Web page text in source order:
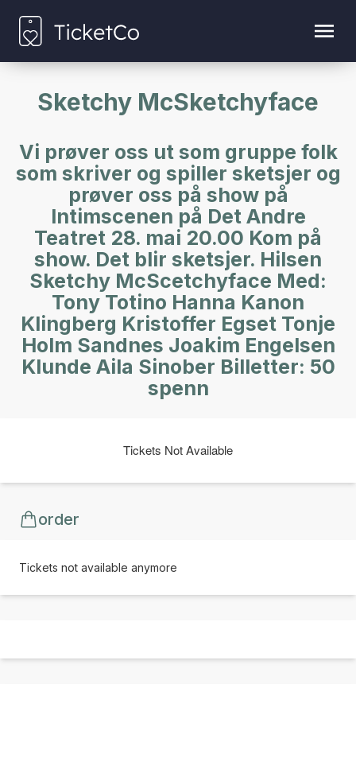
Sketchy McSketchyface
Vi prøver oss ut som gruppe folk
som skriver og spiller sketsjer og
prøver oss på show på
Intimscenen på Det Andre
Teatret 28. mai 20.00 Kom på
show. Det blir sketsjer. Hilsen
Sketchy McScetchyface Med:
Tony Totino Hanna Kanon
Klingberg Kristoffer Egset Tonje
Holm Sandnes Joakim Engelsen
Klunde Aila Sinober Billetter: 50
spenn
Tickets Not Available
order
Tickets not available anymore